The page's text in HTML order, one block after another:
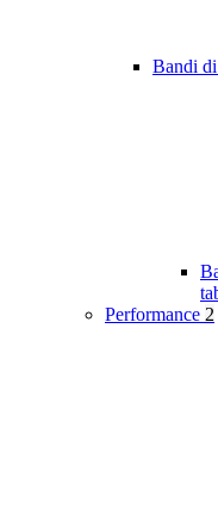
Bandi
Performance 2